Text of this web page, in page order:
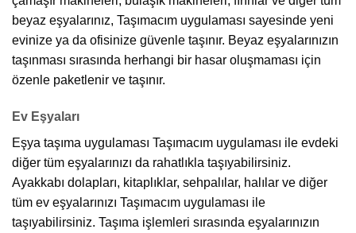
beyaz eşyalarınız, Taşımacım uygulaması sayesinde yeni
evinize ya da ofisinize güvenle taşınır. Beyaz eşyalarınızın
taşınması sırasında herhangi bir hasar oluşmaması için
özenle paketlenir ve taşınır.
Ev Eşyaları
Eşya taşıma uygulaması Taşımacım uygulaması ile evdeki
diğer tüm eşyalarınızı da rahatlıkla taşıyabilirsiniz.
Ayakkabı dolapları, kitaplıklar, sehpalılar, halılar ve diğer
tüm ev eşyalarınızı Taşımacım uygulaması ile
taşıyabilirsiniz. Taşıma işlemleri sırasında eşyalarınızın